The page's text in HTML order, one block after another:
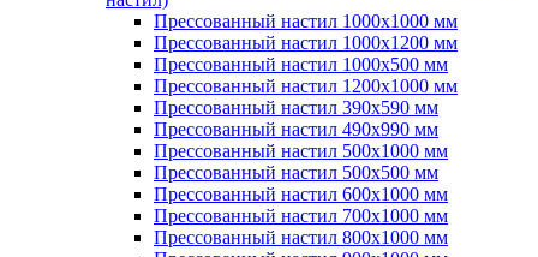
Прессованный настил 1000х1000 мм
Прессованный настил 1000х1200 мм
Прессованный настил 1000х500 мм
Прессованный настил 1200х1000 мм
Прессованный настил 390х590 мм
Прессованный настил 490х990 мм
Прессованный настил 500х1000 мм
Прессованный настил 500х500 мм
Прессованный настил 600х1000 мм
Прессованный настил 700х1000 мм
Прессованный настил 800х1000 мм